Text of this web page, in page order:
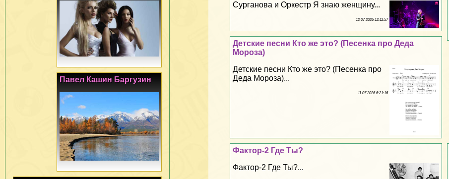
Сурганова и Оркестр Я знаю женщину...
12 07 2026 12:11:57
Детские песни Кто же это? (Песенка про Деда
Мороза)
Детские песни Кто же это? (Песенка про
Деда Мороза)...
11 07 2026 6:21:16
Фактор-2 Где Ты?
Фактор-2 Где Ты?...
Павел Кашин Баргузин